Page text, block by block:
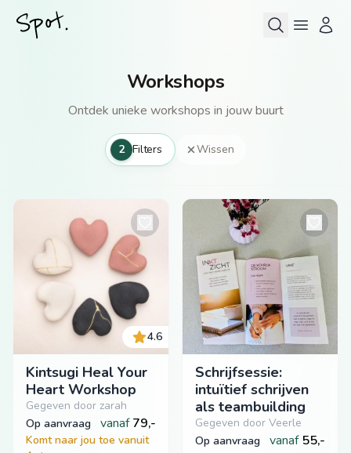
Workshops
Ontdek unieke workshops in jouw buurt
2 Filters Wissen
4.6
Kintsugi Heal Your
Heart Workshop
Gegeven door zarah
op aanvraag
vanaf 79,-
Komt naar jou toe vanuit
Schrijfsessie:
intuïtief schrijven
als teambuilding
Gegeven door Veerle
op aanvraag
vanaf 55,-